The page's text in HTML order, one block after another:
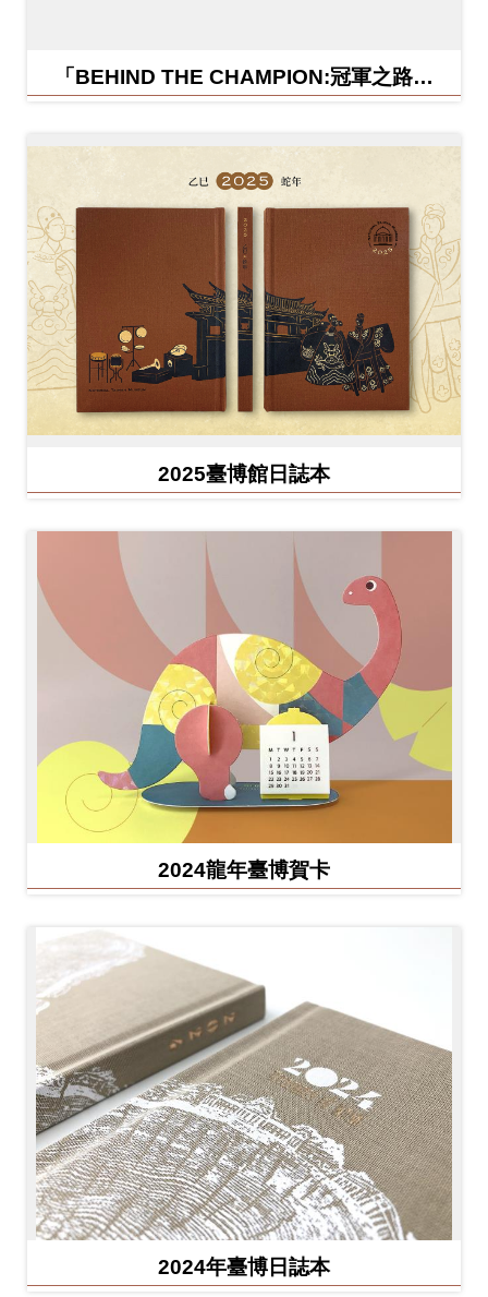
「BEHIND THE CHAMPION:冠軍之路特
2025臺博館日誌本
2024龍年臺博賀卡
2024年臺博日誌本